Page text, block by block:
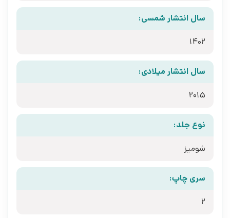
سال انتشار شمسی:
1402
سال انتشار میلادی:
2015
نوع جلد:
شومیز
سری چاپ:
2